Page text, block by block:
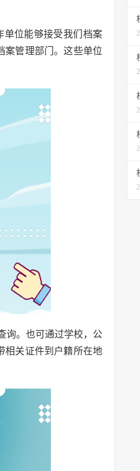
单位能够接受我们档案
案管理部门。这些单位
询。也可通过学校，公
相关证件到户籍所在地